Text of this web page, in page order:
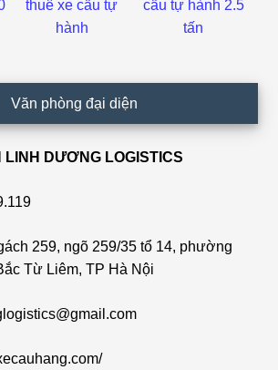
Văn phòng đại diện
LINH DƯƠNG LOGISTICS
259, ngõ 259/35 tổ 14, phường
Từ Liêm, TP Hà Nội